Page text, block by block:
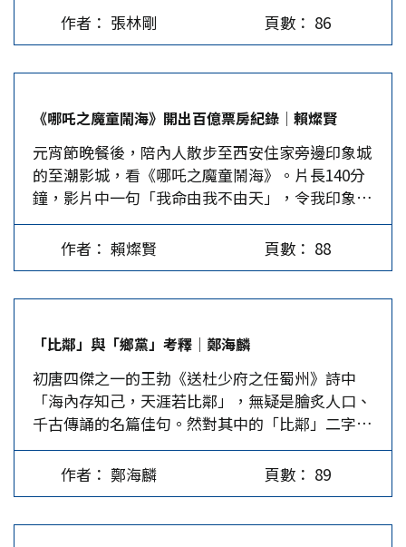
公斤，後者為92公斤，配備6根砲管，發射模式為
全自動，M61A1每分鐘射速為6000發，M61A2為
也能選擇穿甲燒夷彈、高爆燒夷彈，以應付不同的
戰場目標。…
科技、金融和政治界投下一枚震撼彈，令全球晶片
龍頭英偉達（Nvidia）1月27日股價暴跌近17%，
谷和華爾街一片譁然。 全球科技和學術界譽為中
美AI的「史普特尼克時刻」（Sputnik
moment），其對美國的衝擊，不亞於1957年蘇
聯發射第一顆人造衛星。對此，川普表示：這給美
國敲響了一記警鐘，美國需要集中精力來應對中美
的AI競爭。…
作者： 張林剛 頁數： 86
《哪吒之魔童鬧海》開出百億票房紀錄│賴燦賢
元宵節晚餐後，陪內人散步至西安住家旁邊印象城
的至潮影城，看《哪吒之魔童鬧海》。片長140分
鐘，影片中一句「我命由我不由天」，令我印象特
別深刻。不在此對電影劇情多做描述，不管你身在
何處，都應該去電影院自己觀賞。 截至2月17日，
《哪吒之魔童鬧海》全球票房突破人民幣120億，
第17，全球動畫電影排名第3，並打破35項大陸影
史紀錄。據貓眼專業版預測票房數據顯示，最新預
測總票房將超過160億人民幣，預計將進入全球票
房榜前五。 《哪吒之魔童鬧海》的前作《哪吒之
魔童降世》票房破50億元，是2019年的票房冠
軍，此部續作是原班人馬歷時5年打造。2019年我
沒起心動念去湊熱鬧，因為動漫即俗稱的卡通電
影，對我這個已晉七之人，吸引力確實有限。但今
作者： 賴燦賢 頁數： 88
「比鄰」與「鄉黨」考釋│鄭海麟
初唐四傑之一的王勃《送杜少府之任蜀州》詩中
「海內存知己，天涯若比鄰」，無疑是膾炙人口、
千古傳誦的名篇佳句。然對其中的「比鄰」二字，
注家的解釋大都語焉不詳，不知其用典和典出何
處？ 據網上披露，時下流行的中文課本和教學參
考資料，一般都沒有明確的解釋。許多語文教師在
作者： 鄭海麟 頁數： 89